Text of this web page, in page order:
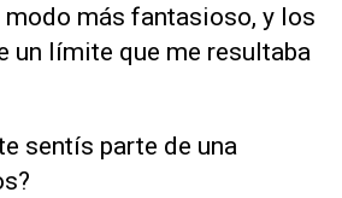
más fantasioso, y los
un límite que me resultaba
sentís parte de una